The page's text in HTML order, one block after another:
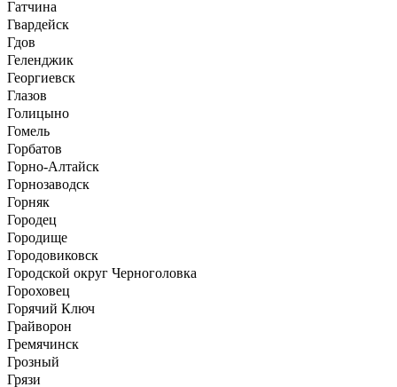
Гатчина
Гвардейск
Гдов
Геленджик
Георгиевск
Глазов
Голицыно
Гомель
Горбатов
Горно-Алтайск
Горнозаводск
Горняк
Городец
Городище
Городовиковск
Городской округ Черноголовка
Гороховец
Горячий Ключ
Грайворон
Гремячинск
Грозный
Грязи